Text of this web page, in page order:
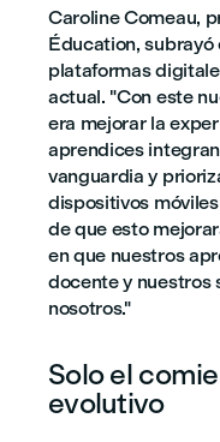
Caroline Comeau,
Éducation,
plataformas
actual. "Con este
era mejorar la
aprendices
vanguardia y
dispositivos
de que esto
en que nuestros
docente y nuestros
nosotros."
Solo el
evolutivo